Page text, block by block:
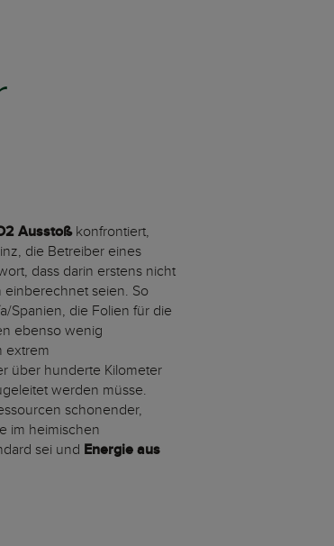
Ausstoßkonfrontiert,
die Betreiber eines
dass darin erstens nicht
einberechnet seien. So
Spanien, die Folien für die
ebenso wenig
extrem
über hunderte Kilometer
werden müsse.
schonender,
im heimischen
sei und Energie aus